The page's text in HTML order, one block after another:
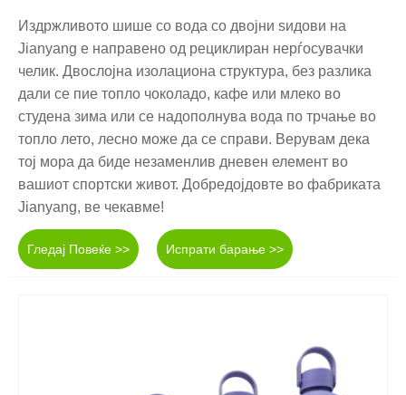
Издржливото шише со вода со двојни ѕидови на
Jianyang е направено од рециклиран нерѓосувачки
челик. Двослојна изолациона структура, без разлика
дали се пие топло чоколадо, кафе или млеко во
студена зима или се надополнува вода по трчање во
топло лето, лесно може да се справи. Верувам дека
тој мора да биде незаменлив дневен елемент во
вашиот спортски живот. Добредојдовте во фабриката
Jianyang, ве чекавме!
Гледај Повеќе >> Испрати барање >>